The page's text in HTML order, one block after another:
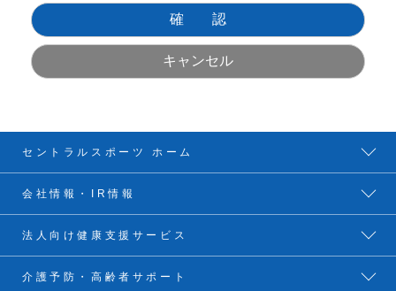
セントラルスポーツ ホーム
会社情報・IR情報
法人向け健康支援サービス
介護予防・高齢者サポート